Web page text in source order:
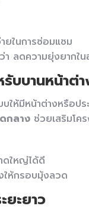
ยในการซ่อมแซม
า ลดความยุ่งยากใ
รับบานหน้า
ให้มีหน้าต่างหรือป
กลาง ช่วยเสริมโค
ดใหญ่ได้ดี
ให้กรอบมุ้งลวด
ยะยาว